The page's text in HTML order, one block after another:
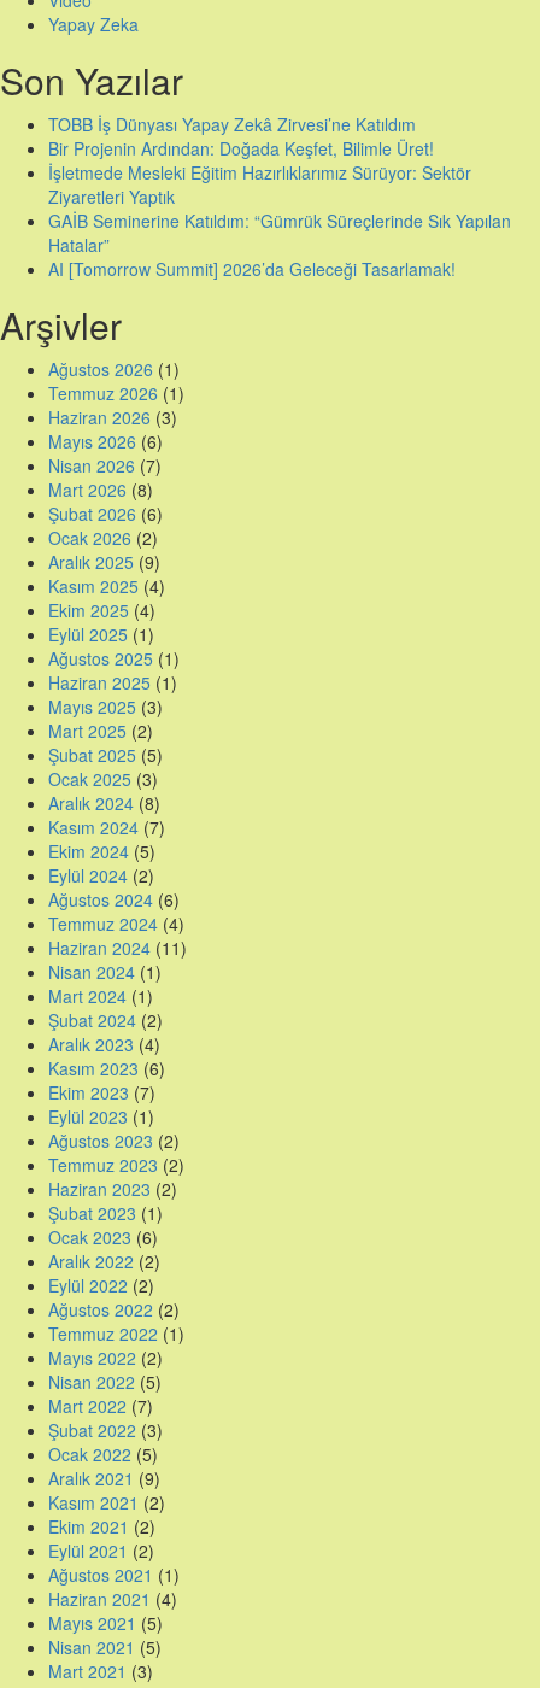
Yapay Zeka
Son Yazılar
TOBB İş Dünyası Yapay Zekâ Zirvesi’ne Katıldım
Bir Projenin Ardından: Doğada Keşfet, Bilimle Üret!
İşletmede Mesleki Eğitim Hazırlıklarımız Sürüyor: Sektör
Ziyaretleri Yaptık
GAİB Seminerine Katıldım: “Gümrük Süreçlerinde Sık Yapılan
Hatalar”
AI [Tomorrow Summit] 2026’da Geleceği Tasarlamak!
Arşivler
Ağustos 2026 (1)
Temmuz 2026 (1)
Haziran 2026 (3)
Mayıs 2026 (6)
Nisan 2026 (7)
Mart 2026 (8)
Şubat 2026 (6)
Ocak 2026 (2)
Aralık 2025 (9)
Kasım 2025 (4)
Ekim 2025 (4)
Eylül 2025 (1)
Ağustos 2025 (1)
Haziran 2025 (1)
Mayıs 2025 (3)
Mart 2025 (2)
Şubat 2025 (5)
Ocak 2025 (3)
Aralık 2024 (8)
Kasım 2024 (7)
Ekim 2024 (5)
Eylül 2024 (2)
Ağustos 2024 (6)
Temmuz 2024 (4)
Haziran 2024 (11)
Nisan 2024 (1)
Mart 2024 (1)
Şubat 2024 (2)
Aralık 2023 (4)
Kasım 2023 (6)
Ekim 2023 (7)
Eylül 2023 (1)
Ağustos 2023 (2)
Temmuz 2023 (2)
Haziran 2023 (2)
Şubat 2023 (1)
Ocak 2023 (6)
Aralık 2022 (2)
Eylül 2022 (2)
Ağustos 2022 (2)
Temmuz 2022 (1)
Mayıs 2022 (2)
Nisan 2022 (5)
Mart 2022 (7)
Şubat 2022 (3)
Ocak 2022 (5)
Aralık 2021 (9)
Kasım 2021 (2)
Ekim 2021 (2)
Eylül 2021 (2)
Ağustos 2021 (1)
Haziran 2021 (4)
Mayıs 2021 (5)
Nisan 2021 (5)
Mart 2021 (3)